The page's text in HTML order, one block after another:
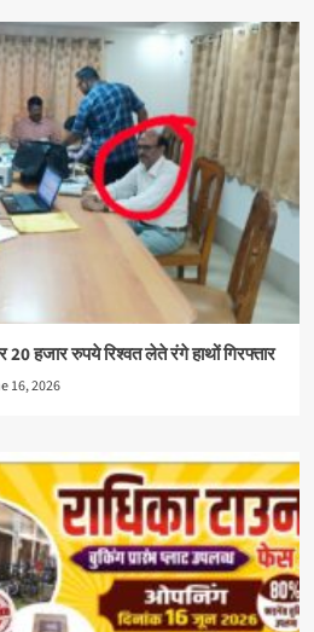
20 हजार रुपये रिश्वत लेते रंगे हाथों गिरफ्तार
16, 2026